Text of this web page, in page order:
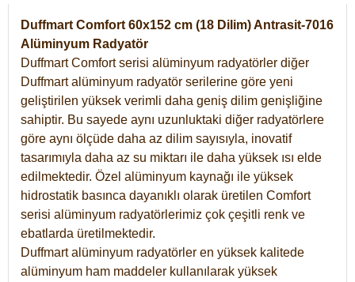
Duffmart Comfort 60x152 cm (18 Dilim) Antrasit-7016
Alüminyum Radyatör
Duffmart Comfort serisi alüminyum radyatörler diğer
Duffmart alüminyum radyatör serilerine göre yeni
geliştirilen yüksek verimli daha geniş dilim genişliğine
sahiptir. Bu sayede aynı uzunluktaki diğer radyatörlere
göre aynı ölçüde daha az dilim sayısıyla, inovatif
tasarımıyla daha az su miktarı ile daha yüksek ısı elde
edilmektedir. Özel alüminyum kaynağı ile yüksek
hidrostatik basınca dayanıklı olarak üretilen Comfort
serisi alüminyum radyatörlerimiz çok çeşitli renk ve
ebatlarda üretilmektedir.
Duffmart alüminyum radyatörler en yüksek kalitede
alüminyum ham maddeler kullanılarak yüksek